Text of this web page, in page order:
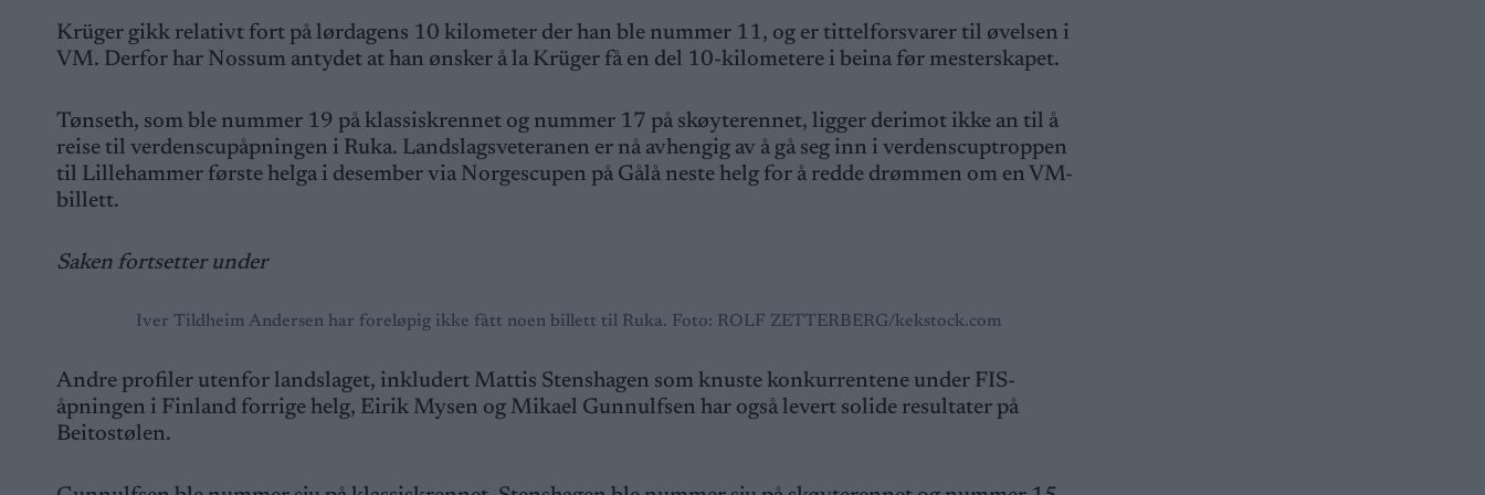
Krüger gikk relativt fort på lørdagens 10 kilometer der han ble nummer 11, og er tittelforsvarer til øvelsen i
VM. Derfor har Nossum antydet at han ønsker å la Krüger få en del 10-kilometere i beina før mesterskapet.
Tønseth, som ble nummer 19 på klassiskrennet og nummer 17 på skøyterennet, ligger derimot ikke an til å
reise til verdenscupåpningen i Ruka. Landslagsveteranen er nå avhengig av å gå seg inn i verdenscuptroppen
til Lillehammer første helga i desember via Norgescupen på Gålå neste helg for å redde drømmen om en VM-
billett.
Saken fortsetter under
Iver Tildheim Andersen har foreløpig ikke fått noen billett til Ruka. Foto: ROLF ZETTERBERG/kekstock.com
Andre profiler utenfor landslaget, inkludert Mattis Stenshagen som knuste konkurrentene under FIS-
åpningen i Finland forrige helg, Eirik Mysen og Mikael Gunnulfsen har også levert solide resultater på
Beitostølen.